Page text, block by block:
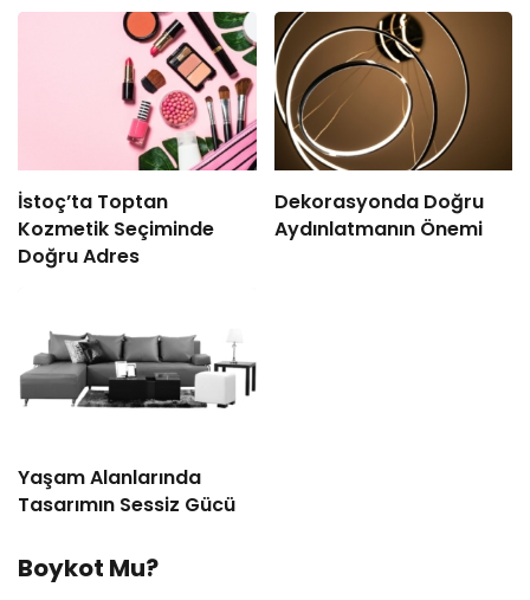
İstoç’ta Toptan
Kozmetik Seçiminde
Doğru Adres
Dekorasyonda Doğru
Aydınlatmanın Önemi
Yaşam Alanlarında
Tasarımın Sessiz Gücü
Boykot Mu?